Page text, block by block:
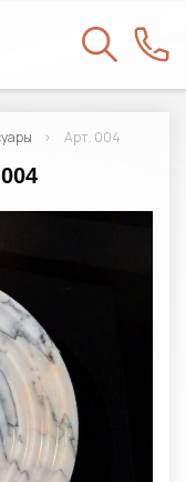
Арт. 004